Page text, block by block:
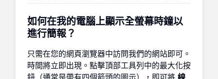
如何在我的電腦上顯示全螢幕時鐘以
進行簡報？
只需在您的網頁瀏覽器中訪問我們的網站即可。
時間將立即出現。點擊頂部工具列中的最大化按